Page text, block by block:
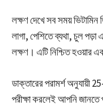
লক্ষণ দেখে সব সময় ভিটামিন
লাগা, পেশিতে ব্যথা, চুল
লক্ষণ। এটি নিশ্চিত হওয়ার
ডাক্তারের পরামর্শ
পরীক্ষা করলেই আপনি জানতে